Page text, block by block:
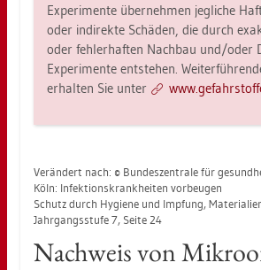
Ex­pe­ri­men­te über­neh­men jeg­li­che
oder in­di­rek­te Schä­den, die durch
oder feh­ler­haf­ten Nach­bau und/oder
Ex­pe­ri­men­te ent­ste­hen.
er­hal­ten Sie unter
Ver­än­dert nach: © Bun­des­zen­tra­le für
Köln: In­fek­ti­ons­krank­hei­ten vor­beu­gen
Schutz durch Hy­gie­ne und Imp­fung,
Jahr­gangs­stu­fe 7, Seite 24
Nach­weis von